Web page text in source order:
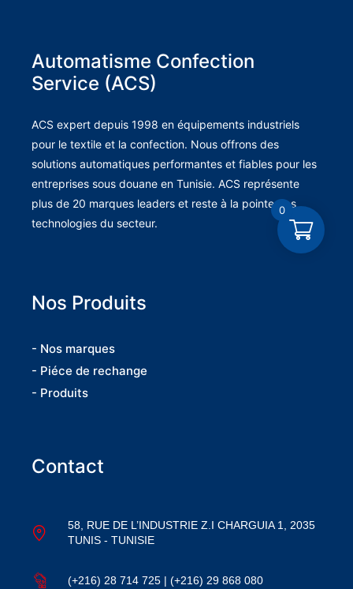
Automatisme Confection
Service (ACS)
ACS expert depuis 1998 en équipements industriels
pour le textile et la confection. Nous offrons des
solutions automatiques performantes et fiables pour les
entreprises sous douane en Tunisie. ACS représente
plus de 20 marques leaders et reste à la pointe des
technologies du secteur.
Nos Produits
- Nos marques
- Piéce de rechange
- Produits
Contact
58, RUE DE L’INDUSTRIE Z.I CHARGUIA 1, 2035
TUNIS - TUNISIE
(+216) 28 714 725 | (+216) 29 868 080
0